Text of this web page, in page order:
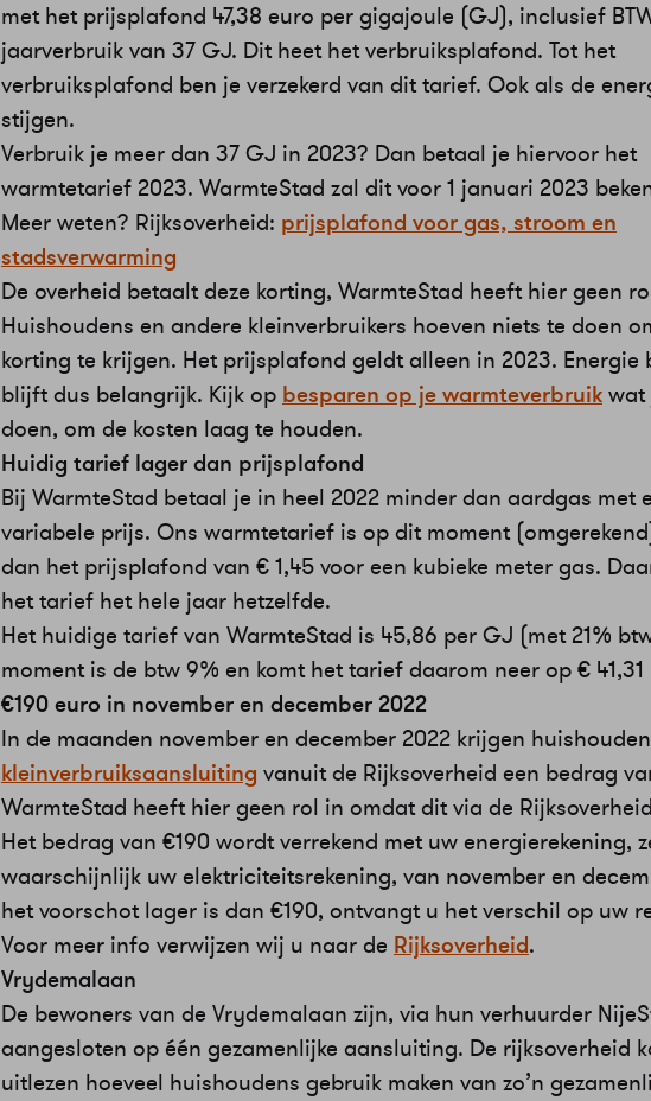
met het prijsplafond 47,38 euro per gigajoule (GJ), inclusief
jaarverbruik van 37 GJ. Dit heet het verbruiksplafond. Tot het
verbruiksplafond ben je verzekerd van dit tarief. Ook als de
stijgen.
Verbruik je meer dan 37 GJ in 2023? Dan betaal je hiervoor het
warmtetarief 2023. WarmteStad zal dit voor 1 januari 2023
Meer weten? Rijksoverheid: prijsplafond voor gas, stroom en
stadsverwarming
De overheid betaalt deze korting, WarmteStad heeft hier geen
Huishoudens en andere kleinverbruikers hoeven niets te doen
korting te krijgen. Het prijsplafond geldt alleen in 2023. Energie
blijft dus belangrijk. Kijk opbesparen op je warmteverbruikwat
doen, om de kosten laag te houden.
Huidig tarief lager dan prijsplafond
Bij WarmteStad betaal je in heel 2022 minder dan aardgas met
variabele prijs. Ons warmtetarief is op dit moment
dan het prijsplafond van € 1,45 voor een kubieke meter gas.
het tarief het hele jaar hetzelfde.
Het huidige tarief van WarmteStad is 45,86 per GJ (met 21%
moment is de btw 9% en komt het tarief daarom neer op € 41,31
€190 euro in november en december 2022
In de maanden november en december 2022 krijgen
kleinverbruiksaansluiting vanuit de Rijksoverheid een bedrag
WarmteStad heeft hier geen rol in omdat dit via de
Het bedrag van €190 wordt verrekend met uw energierekening,
waarschijnlijk uw elektriciteitsrekening, van november en
het voorschot lager is dan €190, ontvangt u het verschil op uw
Voor meer info verwijzen wij u naar de Rijksoverheid.
Vrydemalaan
De bewoners van de Vrydemalaan zijn, via hun verhuurder
aangesloten op één gezamenlijke aansluiting. De rijksoverheid
uitlezen hoeveel huishoudens gebruik maken van zo’n